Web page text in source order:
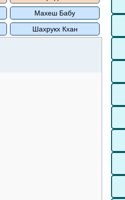
Махеш Бабу
Шахрукх Кхан